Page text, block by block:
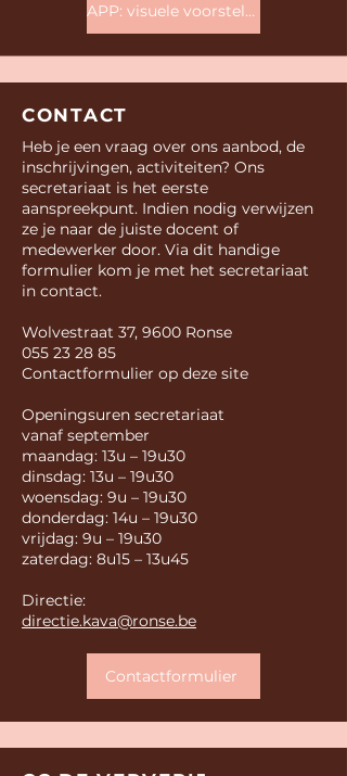
APP: visuele voorstelling
CONTACT
Heb je een vraag over ons aanbod, de
inschrijvingen, activiteiten? Ons
secretariaat is het eerste
aanspreekpunt. Indien nodig verwijzen
ze je naar de juiste docent of
medewerker door. Via dit handige
formulier kom je met het secretariaat
in contact.
Wolvestraat 37, 9600 Ronse
055 23 28 85
Contactformulier op deze site
Openingsuren secretariaat
vanaf september
maandag: 13u – 19u30
dinsdag: 13u – 19u30
woensdag: 9u – 19u30
donderdag: 14u – 19u30
vrijdag: 9u – 19u30
zaterdag: 8u15 – 13u45​
Directie:
directie.kava@ronse.be
Contactformulier